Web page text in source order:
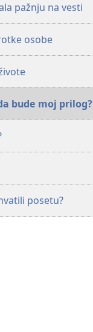
pažnju na vesti
osobe
bude moj prilog?
posetu?